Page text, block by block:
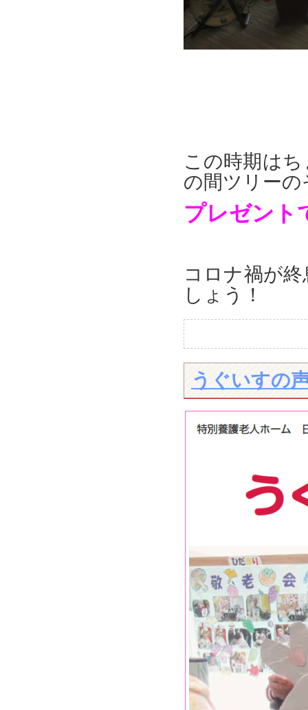
この時期は
の間ツリー
プレゼン
コロナ禍が
しょう！
うぐいすの